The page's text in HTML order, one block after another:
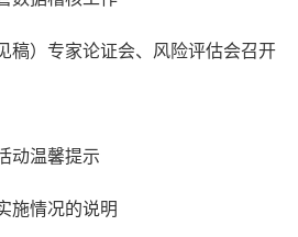
稿）专家论证会、风险评估会召开
动温馨提示
施情况的说明